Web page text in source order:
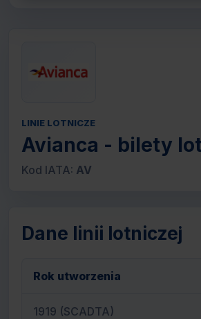
LINIE LOTNICZE
Avianca - bilety
Kod IATA: AV
Dane linii lotniczej
Rok utworzenia
1919 (SCADTA)